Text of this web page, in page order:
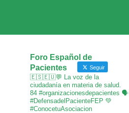
Foro Español de
Pacientes
Seguir
🇪🇸🇪🇺💬 La voz de la
ciudadanía en materia de salud.
84 #organizacionesdepacientes 🗣
#DefensadelPacienteFEP 💚
#ConocetuAsociacion